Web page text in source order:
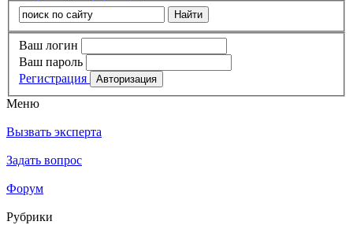
Ваш логин
Ваш пароль
Регистрация
Меню
Вызвать эксперта
Задать вопрос
Форум
Рубрики